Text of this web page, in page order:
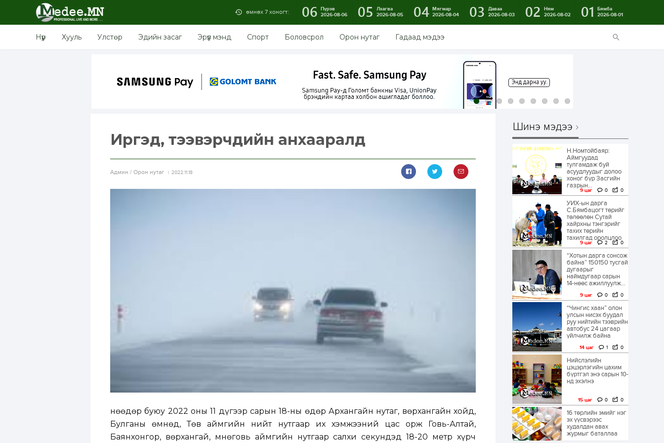
өмнөх 7 хоногт: 06 Пүрэв
2026-08-06
05
Лхагва
2026-08-05
04 Мягмар
2026-08-04
03
Даваа
2026-08-03
02
Ням
2026-08-02
01
Бямба
2026-08-01
Нүүр Хууль Улстөр Эдийн засаг Эрүүл мэнд Спорт Боловсрол Орон нутаг Гадаад мэдээ
Иргэд, тээвэрчдийн анхааралд
Aдмин / Орон нутаг 2022.11.18
Өнөөдөр буюу 2022 оны 11 дүгээр сарын 18-ны өдөр Архангайн нутаг, Өвөрхангайн хойд,
Булганы өмнөд, Төв аймгийн нийт нутгаар их хэмжээний цас орж Говь-Алтай,
Баянхонгор, Өвөрхангай, Өмнөговь аймгийн нутгаар салхи секундэд 18-20 метр хүрч
Шинэ мэдээ
Н.Номтойбаяр:
Аймгуудад
тулгамдаж буй
асуудлуудыг долоо
хоног бүр Засгийн
газрын...
9 цаг 0 0
УИХ-ын дарга
С.Бямбацогт төрийг
төлөөлөн Сутай
хайрхны тэнгэрийг
тахих төрийн
тахилгад оролцлоо
9 цаг 2 0
“Хотын дарга сонсож
байна” 150150 тусгай
дугаарыг
наймдугаар сарын
14-нөөс ажиллуулж...
9 цаг 0 0
“Чингис хаан” олон
улсын нисэх буудал
руу нийтийн тээврийн
автобус 24 цагаар
үйлчилж байна
14 цаг 1 0
Нийслэлийн
цэцэрлэгийн цахим
бүртгэл энэ сарын 10-
нд эхэлнэ
15 цаг 0 0
16 төрлийн эмийг нэг
эх үүсвэрээс
худалдан авах
журмыг баталлаа